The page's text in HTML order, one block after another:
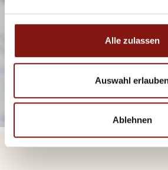
Alle zulassen
Auswahl
Ablehnen